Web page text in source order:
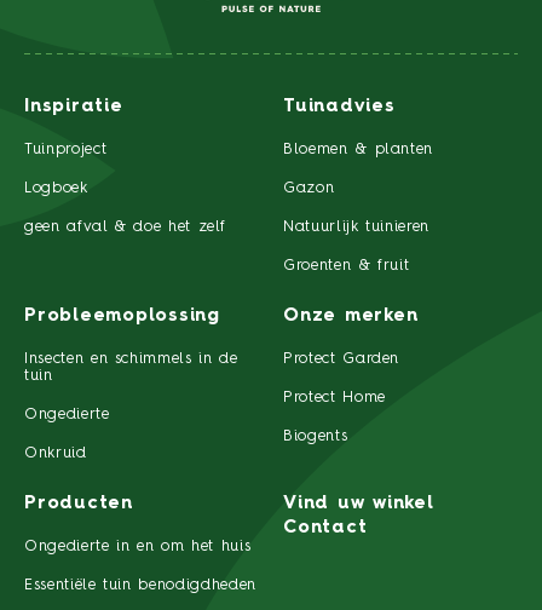
Inspiratie
Tuinproject
Logboek
geen afval & doe het zelf
Tuinadvies
Bloemen & planten
Gazon
Natuurlijk tuinieren
Groenten & fruit
Probleemoplossing
Insecten en schimmels in de
tuin
Ongedierte
Onkruid
Onze merken
Protect Garden
Protect Home
Biogents
Producten
Ongedierte in en om het huis
Essentiële tuin benodigdheden
Vind uw winkel
Contact